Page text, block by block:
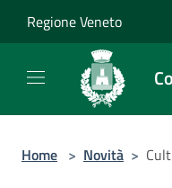
Regione Veneto
Home > Novità >